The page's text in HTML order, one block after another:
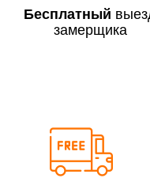
Свыше 300 000 руб.
Бесплатный
замерщика